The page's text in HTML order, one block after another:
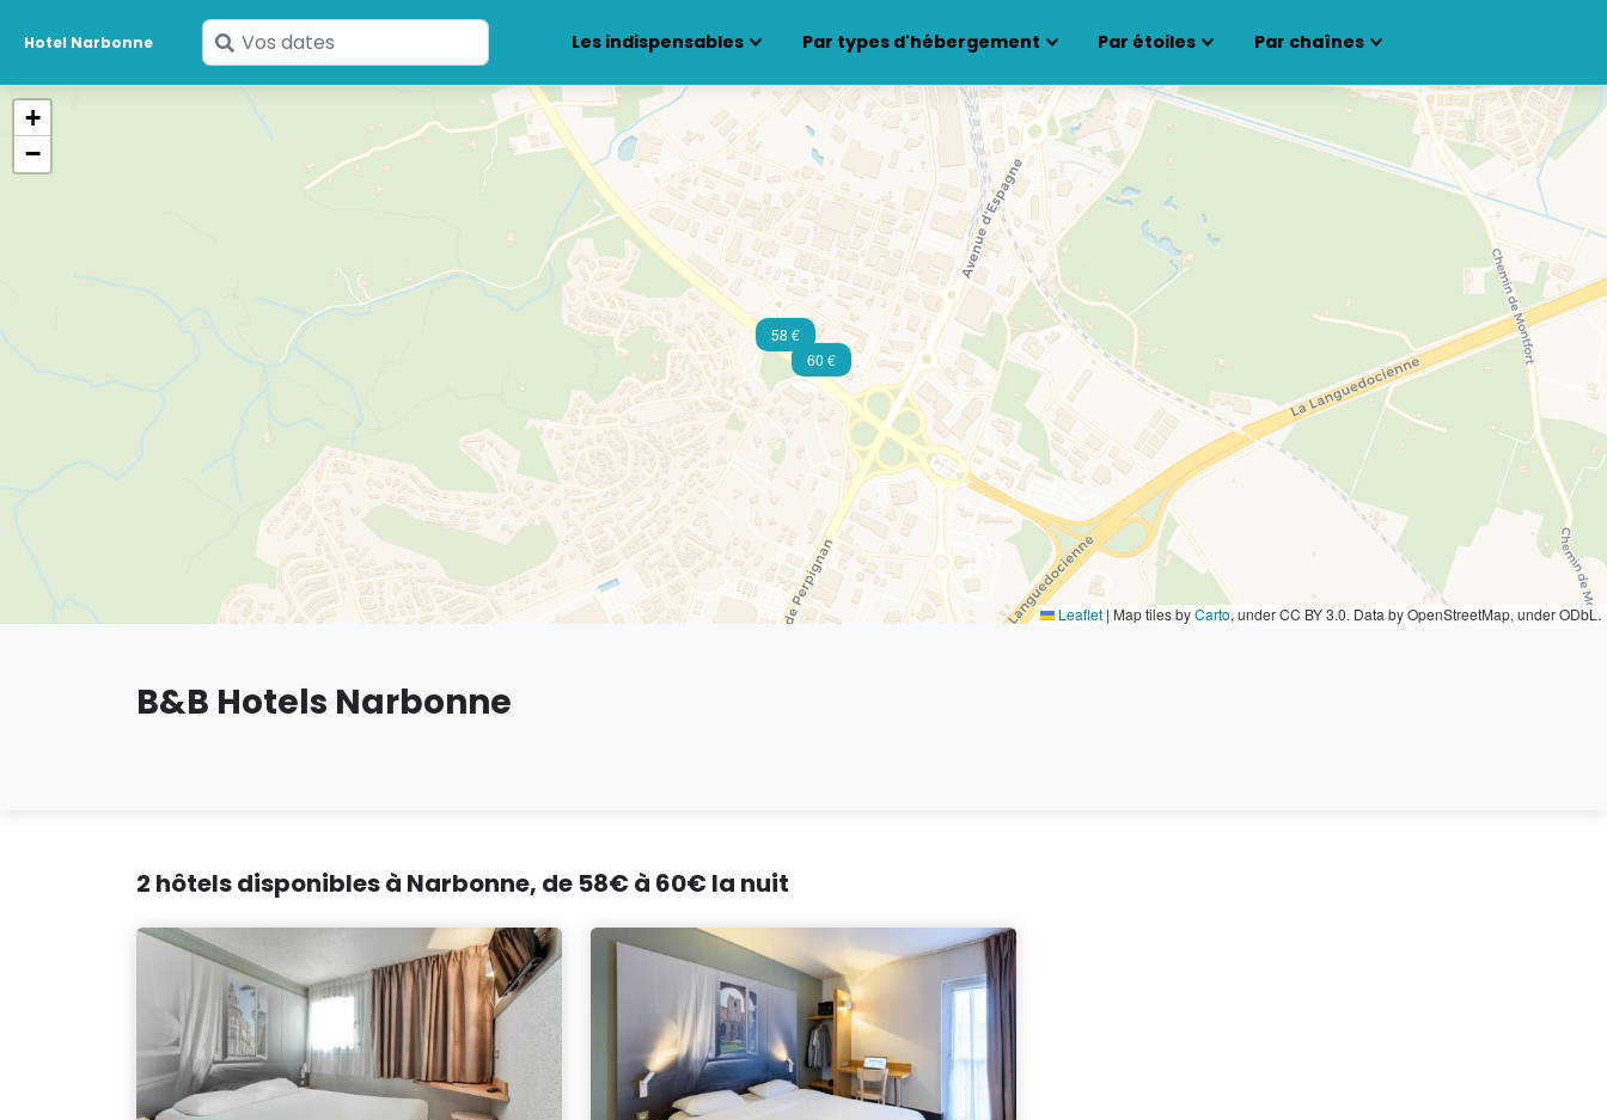
Hotel Narbonne
Saisissez
vos
dates
Les indispensables Par types d'hébergement Par étoiles Par chaînes
60 €
58 €
+
−
Leaflet | Map tiles byCarto, under CC BY 3.0. Data by OpenStreetMap, under ODbL.
B&B Hotels Narbonne
2 hôtels disponibles à Narbonne, de 58€ à 60€ la nuit